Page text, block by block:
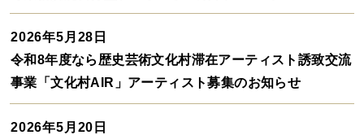
2026年5月28日
令和8年度なら歴史芸術文化村滞在アーティスト誘致交流
事業「文化村AIR」アーティスト募集のお知らせ
2026年5月20日